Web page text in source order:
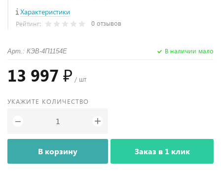
Характеристики
Рейтинг: 0 отзывов
Арт.: КЭВ-4П1154E В наличии мало
13 997 ₽ / шт
УКАЖИТЕ КОЛИЧЕСТВО
− +
В корзину Заказ в 1 клик